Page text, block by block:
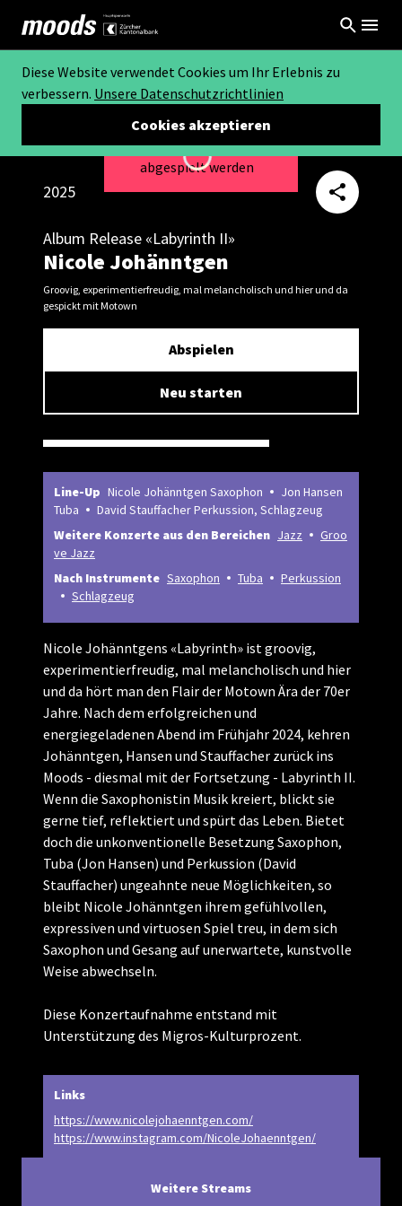
Diese Website verwendet Cookies um Ihr Erlebnis zu
verbessern. Unsere Datenschutzrichtlinien
Cookies akzeptieren
Dieses Video kann nicht
abgespielt werden
Loading...
2025
Nicole Johänntgen
Album Release «Labyrinth II»
Groovig, experimentierfreudig, mal melancholisch und hier und da
gespickt mit Motown
Abspielen
Neu starten
Line-Up Nicole Johänntgen Saxophon
Jon Hansen
Tuba
David Stauffacher Perkussion, Schlagzeug
Weitere Konzerte aus den Bereichen Jazz
Groo
ve Jazz
Nach Instrumente Saxophon Tuba
Perkussion
Schlagzeug
Nicole Johänntgens «Labyrinth» ist groovig,
experimentierfreudig, mal melancholisch und hier
und da hört man den Flair der Motown Ära der 70er
Jahre. Nach dem erfolgreichen und
energiegeladenen Abend im Frühjahr 2024, kehren
Johänntgen, Hansen und Stauffacher zurück ins
Moods - diesmal mit der Fortsetzung - Labyrinth II.
Wenn die Saxophonistin Musik kreiert, blickt sie
gerne tief, reflektiert und spürt das Leben. Bietet
doch die unkonventionelle Besetzung Saxophon,
Tuba (Jon Hansen) und Perkussion (David
Stauffacher) ungeahnte neue Möglichkeiten, so
bleibt Nicole Johänntgen ihrem gefühlvollen,
expressiven und virtuosen Spiel treu, in dem sich
Saxophon und Gesang auf unerwartete, kunstvolle
Weise abwechseln.
Diese Konzertaufnahme entstand mit
Unterstützung des Migros-Kulturprozent.
Links
https://www.nicolejohaenntgen.com/
https://www.instagram.com/NicoleJohaenntgen/
Weitere Streams